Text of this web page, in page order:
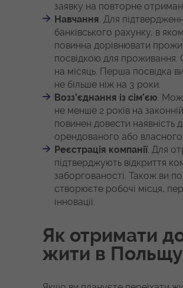
заявку на повторне
Навчання. Для
банківського рахунку, в
повинна дорівнювати
посвідкою для проживання.
на місяць. Перша посвідка
не більше ніж на 3 роки.
Возз’єднання із сім’єю.
не менше 2 років на
повинен довести наявність
орендованого або
Реєстрація компанії. Для
підтверджують відкриття
заборгованості. Також ви
створюєте робочі місця,
інновації.
Як отримати
жити в Польщу